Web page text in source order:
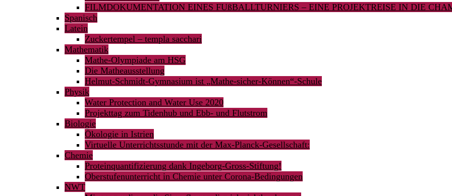
FILMDOKUMENTATION EINES FUßBALLTURNIERS – EINE PROJEKTREISE IN DIE
Spanisch
Latein
Zuckertempel – templa sacchari
Mathematik
Mathe-Olympiade am HSG
Die Matheausstellung
Helmut-Schmidt-Gymnasium ist „Mathe-sicher-Können“-Schule
Physik
Water Protection and Water Use 2020
Projekttag zum Tidenhub und Ebb- und Flutstrom
Biologie
Ökologie in Istrien
Virtuelle Unterrichtsstunde mit der Max-Planck-Gesellschaft:
Chemie
Proteinquantifizierung dank Ingeborg-Gross-Stiftung!
Oberstufenunterricht in Chemie unter Corona-Bedingungen
NWT